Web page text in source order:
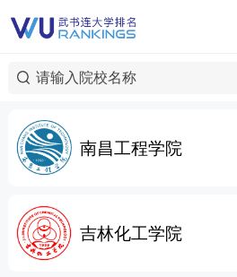
南昌工程学院
吉林化工学院